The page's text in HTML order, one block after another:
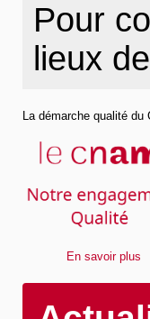
Pour
lieux
La démarche qualité du
En savoir plus